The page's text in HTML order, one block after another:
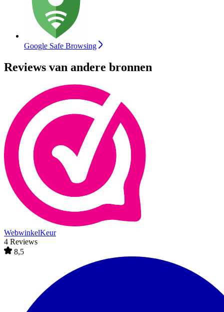
Google Safe Browsing
Reviews van andere bronnen
WebwinkelKeur
4 Reviews
8,5